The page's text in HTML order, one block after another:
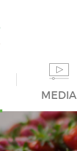
MEDIA